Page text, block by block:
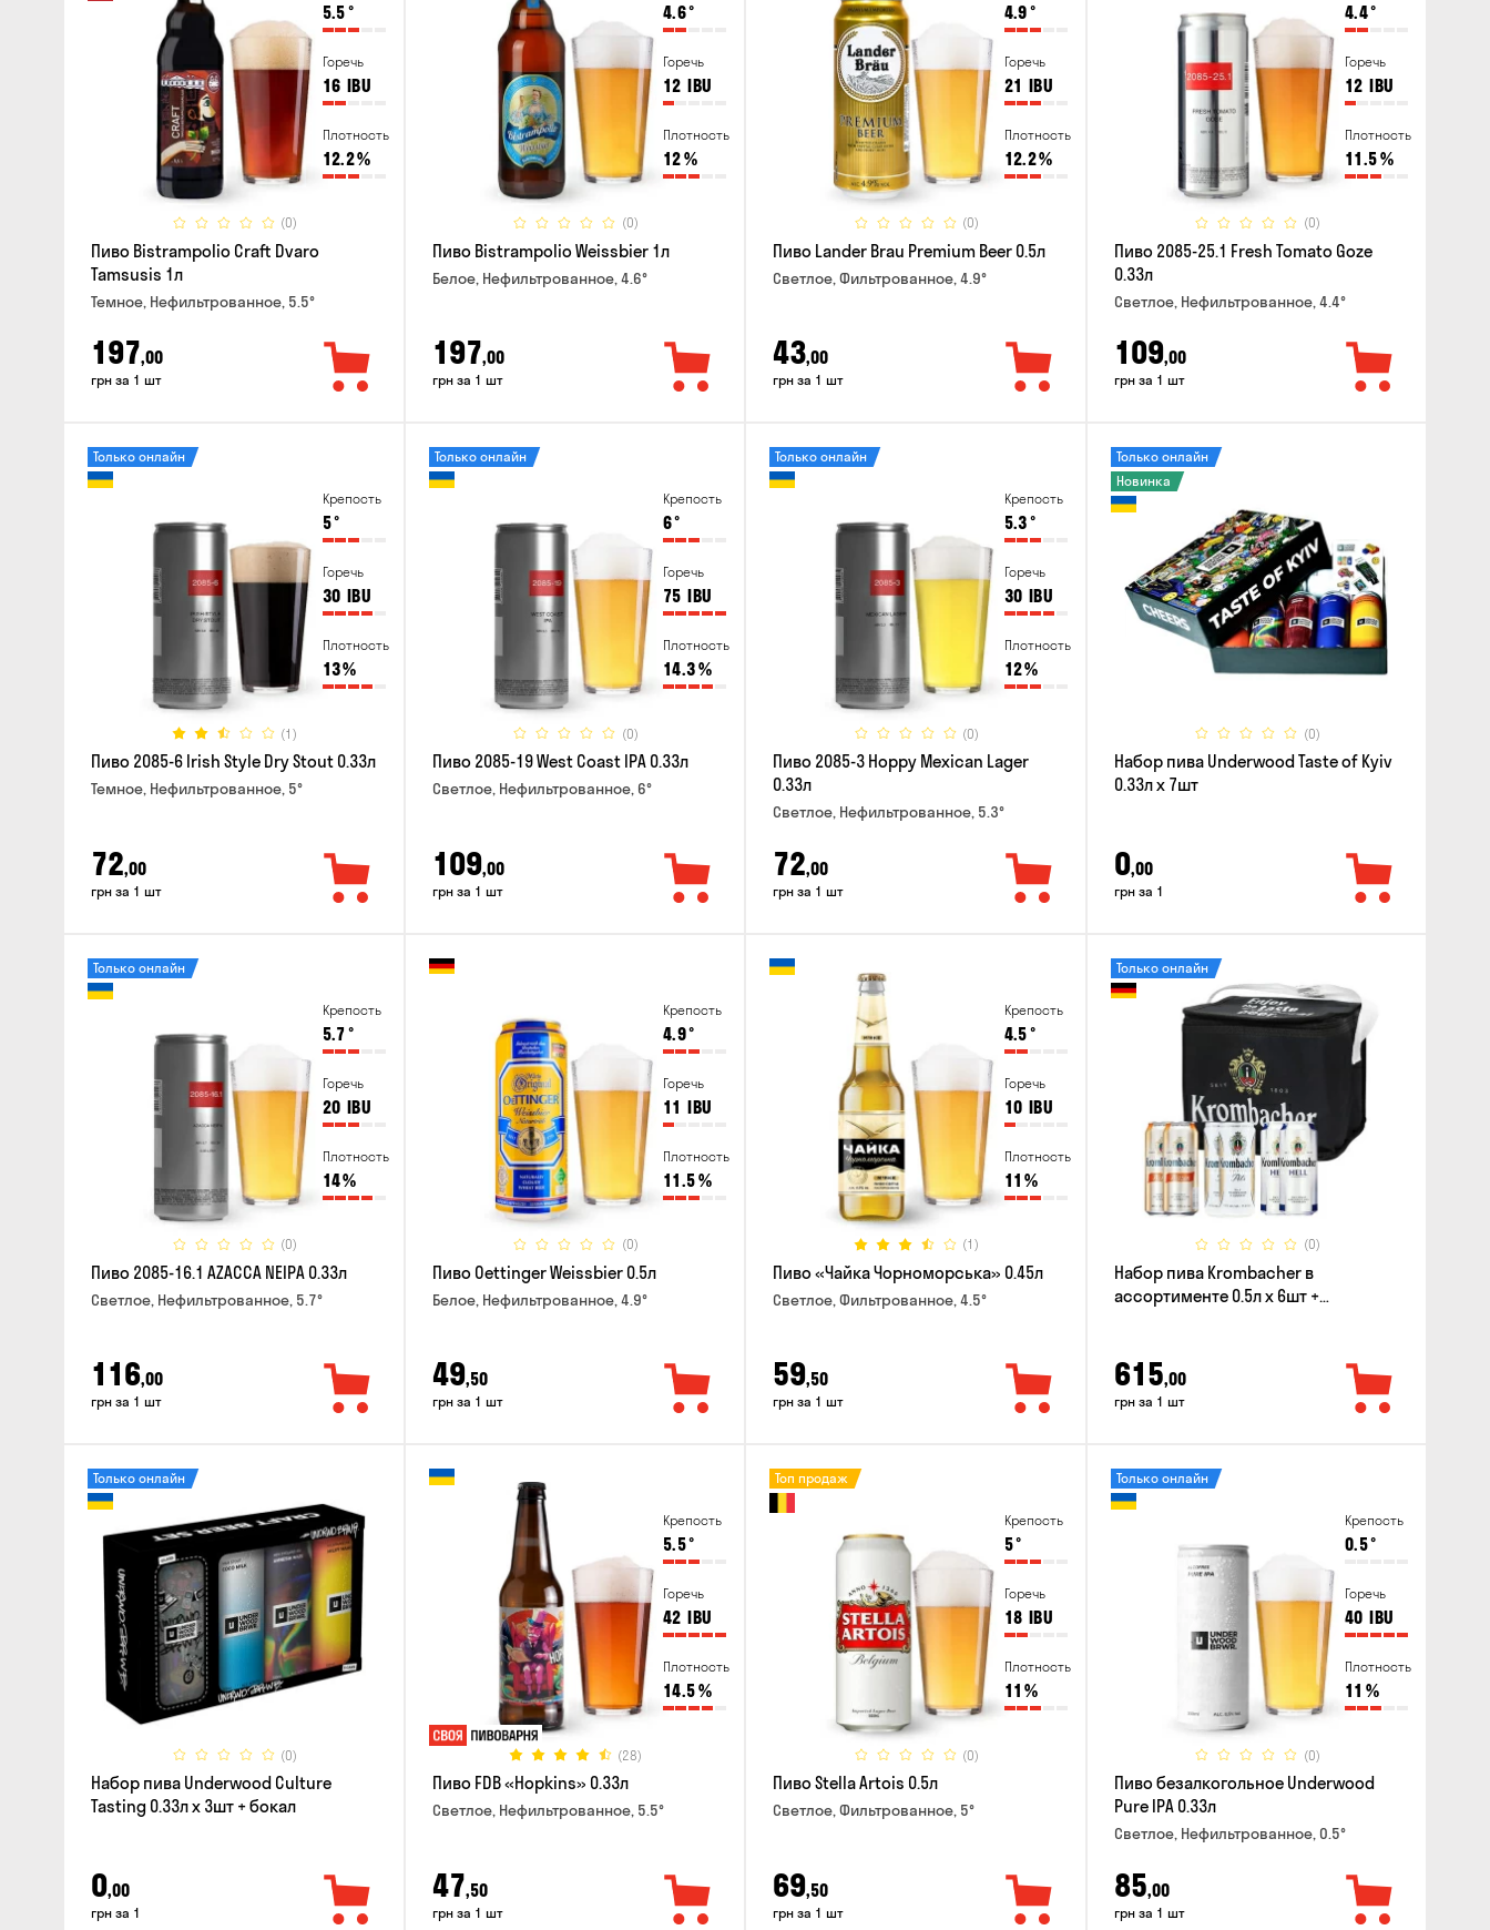
5.5°
Горечь
16 IBU
Плотность
12.2%
(0)
Пиво Bistrampolio Craft Dvaro
Tamsusis 1л
Темное, Нефильтрованное, 5.5°
197,00
грн за 1 шт
4.6°
Горечь
12 IBU
Плотность
12%
(0)
Пиво Bistrampolio Weissbier 1л
Белое, Нефильтрованное, 4.6°
197,00
грн за 1 шт
4.9°
Горечь
21 IBU
Плотность
12.2%
(0)
Пиво Lander Brau Premium Beer 0.5л
Светлое, Фильтрованное, 4.9°
43,00
грн за 1 шт
4.4°
Горечь
12 IBU
Плотность
11.5%
(0)
Пиво 2085-25.1 Fresh Tomato Goze
0.33л
Светлое, Нефильтрованное, 4.4°
109,00
грн за 1 шт
Крепость
5°
Горечь
30 IBU
Плотность
13%
(1)
Только онлайн
Пиво 2085-6 Irish Style Dry Stout 0.33л
Темное, Нефильтрованное, 5°
72,00
грн за 1 шт
Крепость
6°
Горечь
75 IBU
Плотность
14.3%
(0)
Только онлайн
Пиво 2085-19 West Coast IPA 0.33л
Светлое, Нефильтрованное, 6°
109,00
грн за 1 шт
Крепость
5.3°
Горечь
30 IBU
Плотность
12%
(0)
Только онлайн
Пиво 2085-3 Hoppy Mexican Lager
0.33л
Светлое, Нефильтрованное, 5.3°
72,00
грн за 1 шт
(0)
Только онлайн
Новинка
Набор пива Underwood Taste of Kyiv
0.33л x 7шт
0,00
грн за 1
Крепость
5.7°
Горечь
20 IBU
Плотность
14%
(0)
Только онлайн
Пиво 2085-16.1 AZACCA NEIPA 0.33л
Светлое, Нефильтрованное, 5.7°
116,00
грн за 1 шт
Крепость
4.9°
Горечь
11 IBU
Плотность
11.5%
(0)
Пиво Oettinger Weissbier 0.5л
Белое, Нефильтрованное, 4.9°
49,50
грн за 1 шт
Крепость
4.5°
Горечь
10 IBU
Плотность
11 %
(1)
Пиво «Чайка Чорноморська» 0.45л
Светлое, Фильтрованное, 4.5°
59,50
грн за 1 шт
(0)
Только онлайн
Набор пива Krombacher в
ассортименте 0.5л х 6шт +
615,00
грн за 1 шт
(0)
Только онлайн
Набор пива Underwood Culture
Tasting 0.33л x 3шт + бокал
0,00
грн за 1
Крепость
5.5°
Горечь
42 IBU
Плотность
14.5%
(28)
Пиво FDB «Hopkins» 0.33л
Светлое, Нефильтрованное, 5.5°
47,50
грн за 1 шт
Крепость
5°
Горечь
18 IBU
Плотность
11 %
(0)
Топ продаж
Пиво Stella Artois 0.5л
Светлое, Фильтрованное, 5°
69,50
грн за 1 шт
Крепость
0.5°
Горечь
40 IBU
Плотность
11 %
(0)
Только онлайн
Пиво безалкогольное Underwood
Pure IPA 0.33л
Светлое, Нефильтрованное, 0.5°
85,00
грн за 1 шт